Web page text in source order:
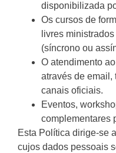
disponibilizada
Os cursos de
livres
(síncrono ou
O atendimento
através de email,
canais oficiais.
Eventos,
complementares
Esta Política dirige-se
cujos dados pessoais